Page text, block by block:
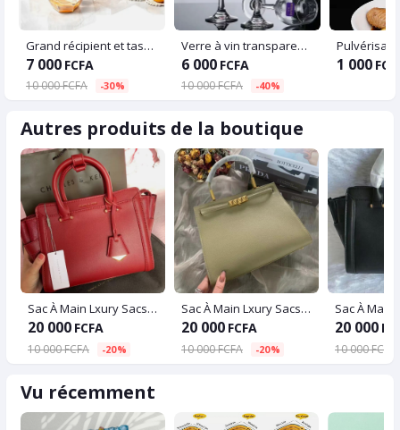
Grand récipient et tasses en verre
7 000 FCFA
10 000 FCFA -30%
Verre à vin transparente
6 000 FCFA
10 000 FCFA -40%
1 000
Autres produits de la boutique
Sac À Main Lxury Sacs À Main Femmes Sacs Designer Femmes PU En Cuir De Mode Solide Couleur Messenger Sac à Bandoulière Sacs À Main
20 000 FCFA
10 000 FCFA -20%
Sac À Main Lxury Sacs À Main Femmes Sacs Designer Femmes PU En Cuir De Mode Solide Couleur Messenger Sac à Bandoulière Sacs À Main
20 000 FCFA
10 000 FCFA -20%
20 000
10 000 FCFA
Vu récemment